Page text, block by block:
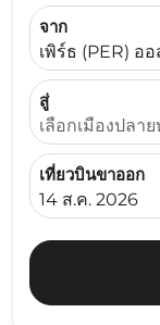
จาก
เพิร์ธ (PER) ออ
สู่
เลือกเมืองปลาย
เที่ยวบินขาออก
fc-booking-
14 ส.ค. 2026